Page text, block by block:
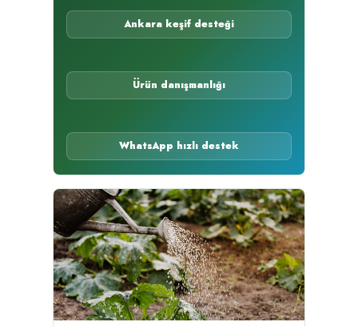
Ankara keşif desteği
Ürün danışmanlığı
WhatsApp hızlı destek